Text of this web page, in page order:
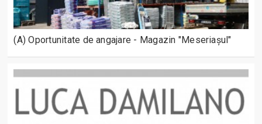
(A) Oportunitate de angajare - Magazin "Meseriașul"